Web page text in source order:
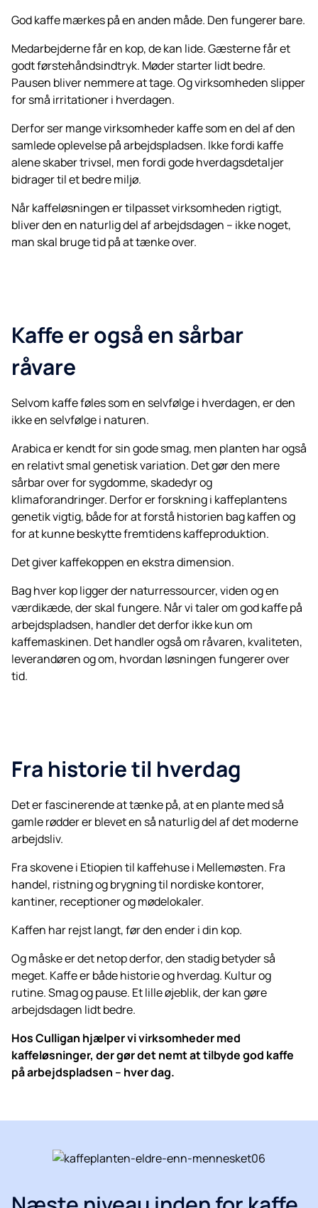
God kaffe mærkes på en anden måde. Den fungerer bare.
Medarbejderne får en kop, de kan lide. Gæsterne får et
godt førstehåndsindtryk. Møder starter lidt bedre.
Pausen bliver nemmere at tage. Og virksomheden slipper
for små irritationer i hverdagen.
Derfor ser mange virksomheder kaffe som en del af den
samlede oplevelse på arbejdspladsen. Ikke fordi kaffe
alene skaber trivsel, men fordi gode hverdagsdetaljer
bidrager til et bedre miljø.
Når kaffeløsningen er tilpasset virksomheden rigtigt,
bliver den en naturlig del af arbejdsdagen – ikke noget,
man skal bruge tid på at tænke over.
Kaffe er også en sårbar
råvare
Selvom kaffe føles som en selvfølge i hverdagen, er den
ikke en selvfølge i naturen.
Arabica er kendt for sin gode smag, men planten har også
en relativt smal genetisk variation. Det gør den mere
sårbar over for sygdomme, skadedyr og
klimaforandringer. Derfor er forskning i kaffeplantens
genetik vigtig, både for at forstå historien bag kaffen og
for at kunne beskytte fremtidens kaffeproduktion.
Det giver kaffekoppen en ekstra dimension.
Bag hver kop ligger der naturressourcer, viden og en
værdikæde, der skal fungere. Når vi taler om god kaffe på
arbejdspladsen, handler det derfor ikke kun om
kaffemaskinen. Det handler også om råvaren, kvaliteten,
leverandøren og om, hvordan løsningen fungerer over
tid.
Fra historie til hverdag
Det er fascinerende at tænke på, at en plante med så
gamle rødder er blevet en så naturlig del af det moderne
arbejdsliv.
Fra skovene i Etiopien til kaffehuse i Mellemøsten. Fra
handel, ristning og brygning til nordiske kontorer,
kantiner, receptioner og mødelokaler.
Kaffen har rejst langt, før den ender i din kop.
Og måske er det netop derfor, den stadig betyder så
meget. Kaffe er både historie og hverdag. Kultur og
rutine. Smag og pause. Et lille øjeblik, der kan gøre
arbejdsdagen lidt bedre.
Hos Culligan hjælper vi virksomheder med
kaffeløsninger, der gør det nemt at tilbyde god kaffe
på arbejdspladsen – hver dag.